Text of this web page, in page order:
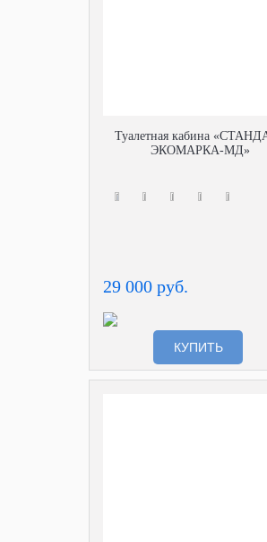
Туалетная кабина
ЭКОМАРКА-МД»
29 000 руб.
КУПИТЬ